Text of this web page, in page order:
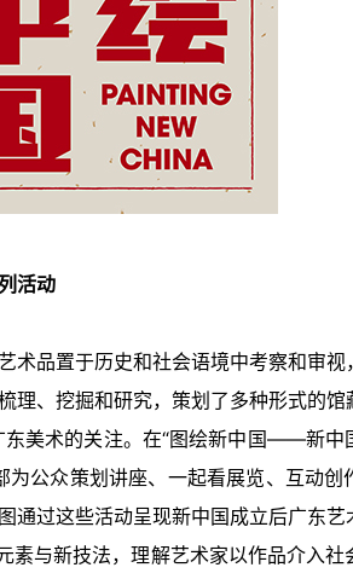
活动
术品置于历史和社会语境中考察和审
理、挖掘和研究，策划了多种形式的馆
美术的关注。在“图绘新中国——新中
公众策划讲座、一起看展览、互动创
通过这些活动呈现新中国成立后广东
素与新技法，理解艺术家以作品介入